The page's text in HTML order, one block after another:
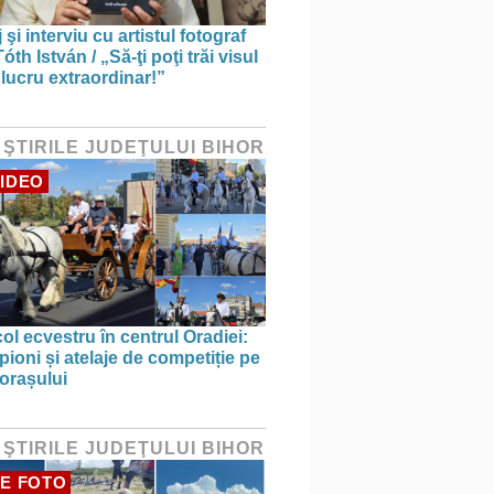
şi interviu cu artistul fotograf
István / „Să-ţi poţi trăi visul
extraordinar!”
JUDEŢULUI BIHOR
ecvestru în centrul Oradiei:
și atelaje de competiție pe
JUDEŢULUI BIHOR
FOTO